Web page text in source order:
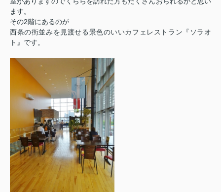
ます。
その2階にあるのが
西条の街並みを見渡せる景色のいいカフェレストラン『ソラオ
ト』です。